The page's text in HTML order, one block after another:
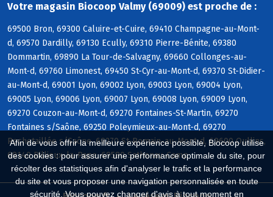
Afin de vous offrir la meilleure expérience possible, Biocoop utilise
des cookies : pour assurer une performance optimale du site, pour
récolter des statistiques afin d'analyser le trafic et la performance
du site et vous proposer une navigation personnalisée en toute
sécurité. Vous pouvez changer d'avis à tout moment en
Votre magasin Biocoop Valmy (69009) est proche de :
69500 Bron, 69300 Caluire-et-Cuire, 69410 Champagne-au-Mont-
d, 69570 Dardilly, 69130 Ecully, 69310 Pierre-Bénite, 69380
Dommartin, 69890 La Tour-de-Salvagny, 69660 Collonges-au-
Mont-d, 69760 Limonest, 69450 St-Cyr-au-Mont-d, 69370 St-Didier-
au-Mont-d, 69001 Lyon, 69002 Lyon, 69003 Lyon, 69004 Lyon,
69005 Lyon, 69006 Lyon, 69007 Lyon, 69008 Lyon, 69009 Lyon,
69270 Couzon-au-Mont-d, 69270 Fontaines-St-Martin, 69270
Fontaines s/Saône, 69250 Poleymieux-au-Mont-d, 69270
Rochetaillée s/Saône, 69270 St-Romain-au-Mont-d, 69600 Oullins,
69140 Rillieux-la-Pape, 69580 Sathonay-Camp